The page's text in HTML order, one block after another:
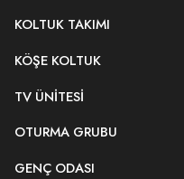
KOLTUK TAKIMI
KÖŞE KOLTUK
TV ÜNITESI
OTURMA GRUBU
GENÇ ODASI